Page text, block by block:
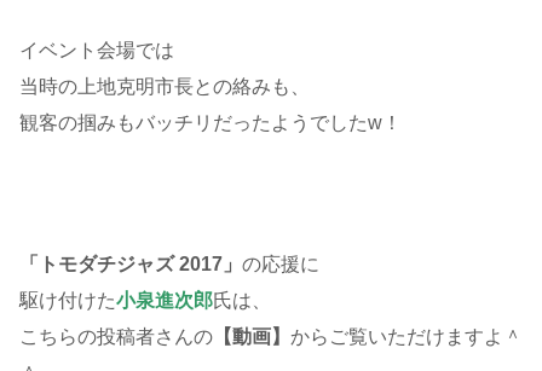
イベント会場では
当時の上地克明市長との絡みも、
観客の掴みもバッチリだったようでしたw！
「トモダチジャズ 2017」 の応援に
駆け付けた小泉進次郎氏は、
こちらの投稿者さんの 【動画】 からご覧いただけますよ＾